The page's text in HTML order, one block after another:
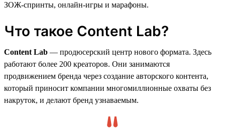
ЗОЖ-спринты, онлайн-игры и марафоны.
Что такое Content Lab?
Content Lab — продюсерский центр нового формата. Здесь
работают более 200 креаторов. Они занимаются
продвижением бренда через создание авторского контента,
который приносит компании многомиллионные охваты без
накруток, и делают бренд узнаваемым.